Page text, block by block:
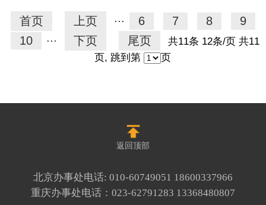
首页 上页 ··· 6 7 8
9
10
··· 下页 尾页
共11条 12条/页 共11
页, 跳到第
页
返回顶部
北京办事处电话: 010-60749051 18600337966
重庆办事处电话： 023-62791283 13368480807